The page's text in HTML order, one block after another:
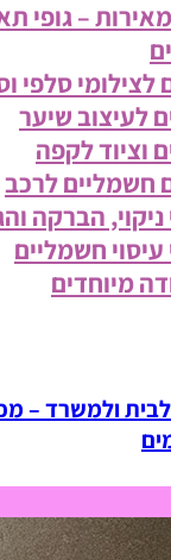
– גופי
לצילומי סלפי
לעיצוב שיער
וציוד לקפה
חשמליים לרכב
הברקה
חשמליים
מיוחדים
לבית ולמשרד –